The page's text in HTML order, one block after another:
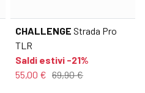
CHALLENGE Strada Pro
TLR
Saldi estivi -21%
55,00 € 69,90 €